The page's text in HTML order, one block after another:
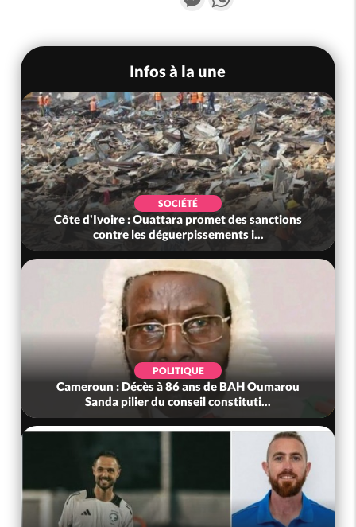
Infos à la une
SOCIÉTÉ
Côte d'Ivoire : Ouattara promet des sanctions
contre les déguerpissements i...
POLITIQUE
Cameroun : Décès à 86 ans de BAH Oumarou
Sanda pilier du conseil constituti...